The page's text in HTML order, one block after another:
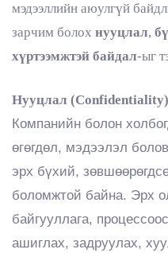
мэдээллийн аюулгүй
зарчим болох нууцлал,
хүртээмжтэй байдал-ыг
Нууцлал (Confidentiality)
Компанийн болон
өгөгдөл, мэдээлэл
эрх бүхий,
боломжтой байна. Эрх
байгууллага,
ашиглах, задруулах,